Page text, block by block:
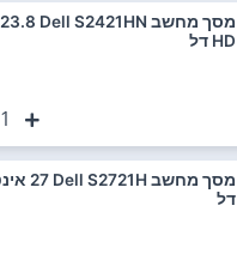
HD דל
1
דל